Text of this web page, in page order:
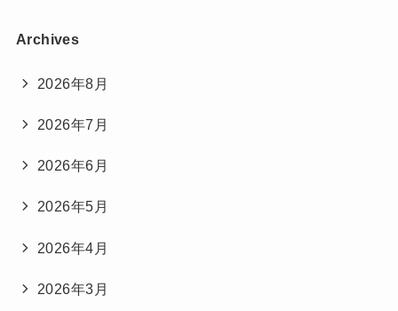
Archives
2026年8月
2026年7月
2026年6月
2026年5月
2026年4月
2026年3月